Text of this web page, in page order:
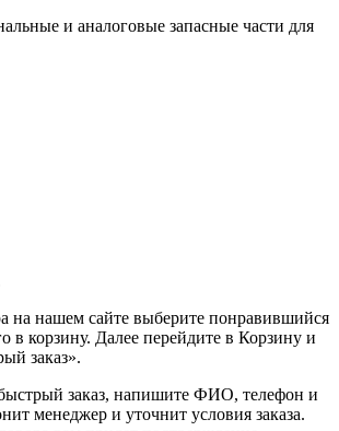
и аналоговые запасные части для
на нашем сайте выберите понравившийся
в корзину. Далее перейдите в Корзину и
заказ».
заказ, напишите ФИО, телефон и
менеджер и уточнит условия заказа.